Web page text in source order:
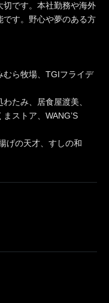
です。本社勤務や海外
す。野心や夢のある方
むら牧場、TGIフライデ
たみ、居食屋渡美、
ストア、WANG’S
げの天才、すしの和